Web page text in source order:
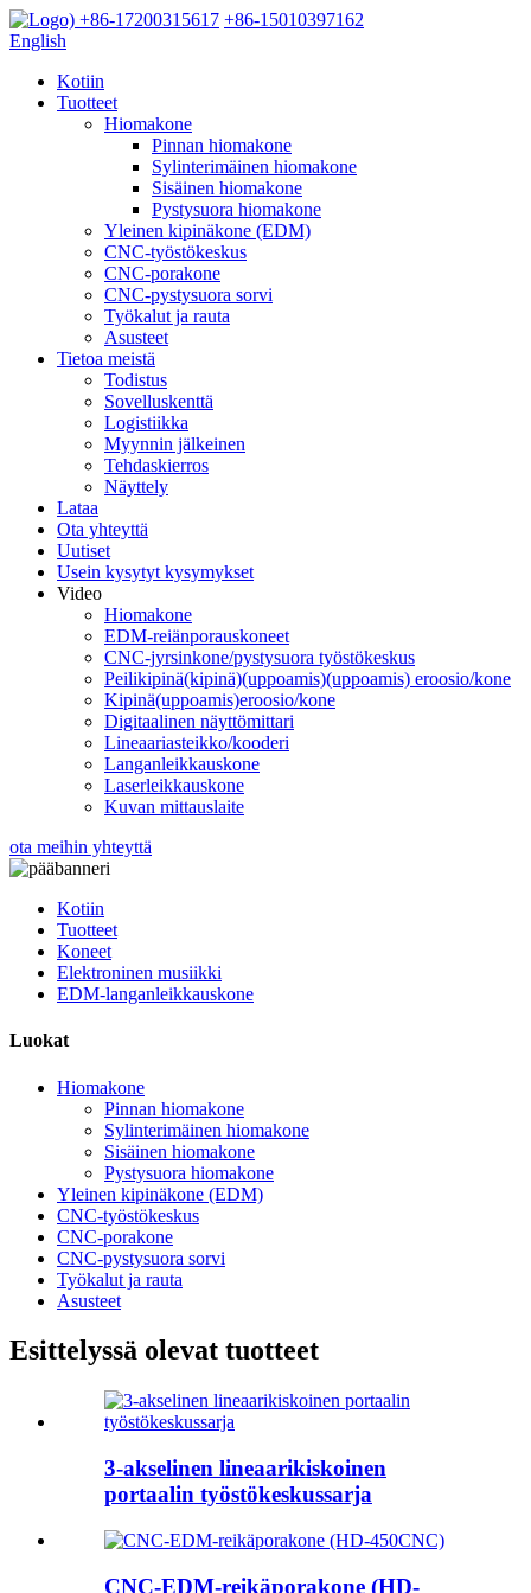
+86-17200315617 +86-15010397162
English
Kotiin
Tuotteet
Hiomakone
Pinnan hiomakone
Sylinterimäinen hiomakone
Sisäinen hiomakone
Pystysuora hiomakone
Yleinen kipinäkone (EDM)
CNC-työstökeskus
CNC-porakone
CNC-pystysuora sorvi
Työkalut ja rauta
Asusteet
Tietoa meistä
Todistus
Sovelluskenttä
Logistiikka
Myynnin jälkeinen
Tehdaskierros
Näyttely
Lataa
Ota yhteyttä
Uutiset
Usein kysytyt kysymykset
Video
Hiomakone
EDM-reiänporauskoneet
CNC-jyrsinkone/pystysuora työstökeskus
Peilikipinä(kipinä)(uppoamis)(uppoamis) eroosio/kone
Kipinä(uppoamis)eroosio/kone
Digitaalinen näyttömittari
Lineaariasteikko/kooderi
Langanleikkauskone
Laserleikkauskone
Kuvan mittauslaite
ota meihin yhteyttä
Kotiin
Tuotteet
Koneet
Elektroninen musiikki
EDM-langanleikkauskone
Luokat
Hiomakone
Pinnan hiomakone
Sylinterimäinen hiomakone
Sisäinen hiomakone
Pystysuora hiomakone
Yleinen kipinäkone (EDM)
CNC-työstökeskus
CNC-porakone
CNC-pystysuora sorvi
Työkalut ja rauta
Asusteet
Esittelyssä olevat tuotteet
3-akselinen lineaarikiskoinen
portaalin työstökeskussarja
CNC-EDM-reikäporakone (HD-